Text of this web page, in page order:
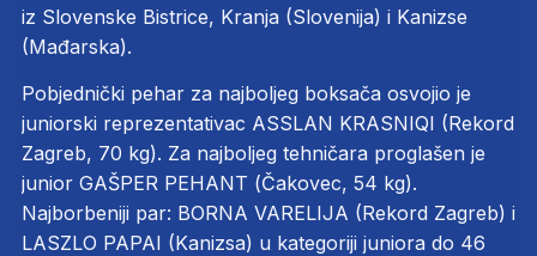
iz Slovenske Bistrice, Kranja (Slovenija) i Kanizse
(Mađarska).
Pobjednički pehar za najboljeg boksača osvojio je
juniorski reprezentativac ASSLAN KRASNIQI (Rekord
Zagreb, 70 kg). Za najboljeg tehničara proglašen je
junior GAŠPER PEHANT (Čakovec, 54 kg).
Najborbeniji par: BORNA VARELIJA (Rekord Zagreb) i
LASZLO PAPAI (Kanizsa) u kategoriji juniora do 46